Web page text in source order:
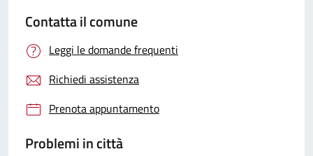
Contatta il comune
Leggi le domande frequenti
Richiedi assistenza
Prenota appuntamento
Problemi in città